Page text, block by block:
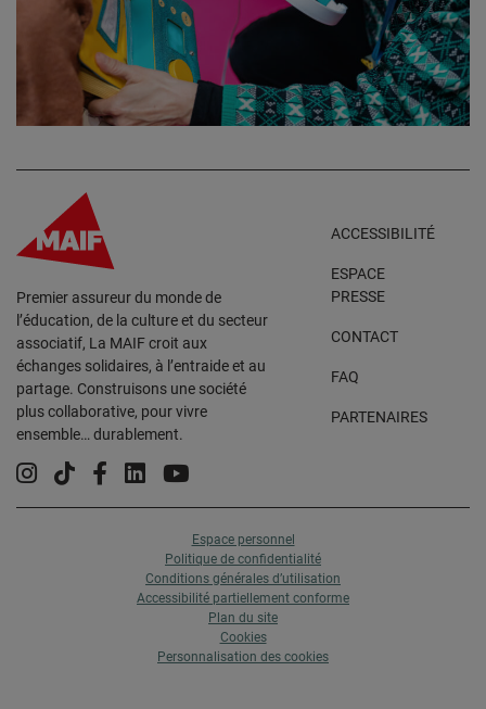
Premier assureur du monde de
l’éducation, de la culture et du secteur
associatif, La MAIF croit aux
échanges solidaires, à l’entraide et au
partage. Construisons une société
plus collaborative, pour vivre
ensemble… durablement.
ACCESSIBILITÉ
ESPACE
PRESSE
CONTACT
FAQ
PARTENAIRES
Instagram
TiktokFacebook
LinkedinYouTube
Espace personnel
Politique de confidentialité
Conditions générales d’utilisation
Accessibilité partiellement conforme
Plan du site
Cookies
Personnalisation des cookies